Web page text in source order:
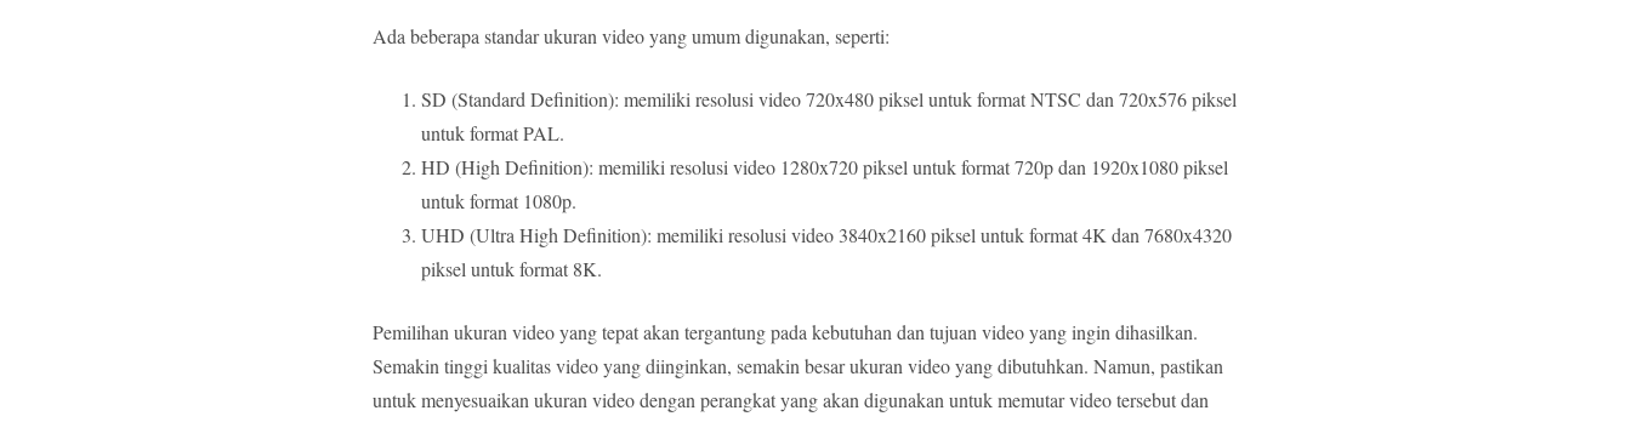
Ada beberapa standar ukuran video yang umum digunakan, seperti:
SD (Standard Definition): memiliki resolusi video 720x480 piksel untuk format NTSC dan 720x576 piksel
untuk format PAL.
HD (High Definition): memiliki resolusi video 1280x720 piksel untuk format 720p dan 1920x1080 piksel
untuk format 1080p.
UHD (Ultra High Definition): memiliki resolusi video 3840x2160 piksel untuk format 4K dan 7680x4320
piksel untuk format 8K.
Pemilihan ukuran video yang tepat akan tergantung pada kebutuhan dan tujuan video yang ingin dihasilkan.
Semakin tinggi kualitas video yang diinginkan, semakin besar ukuran video yang dibutuhkan. Namun, pastikan
untuk menyesuaikan ukuran video dengan perangkat yang akan digunakan untuk memutar video tersebut dan